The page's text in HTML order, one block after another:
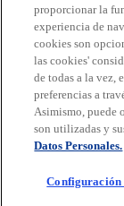
Legal
© 2026 KPMG
miembro de la
independientes de
compañía privada
reservados.
Para más detalles
KPMG, por favor
proporcionar la
experiencia de
cookies son
las cookies'
de todas a la vez,
preferencias a
Asimismo, puede
son utilizadas y
Datos Personales.
Configuración